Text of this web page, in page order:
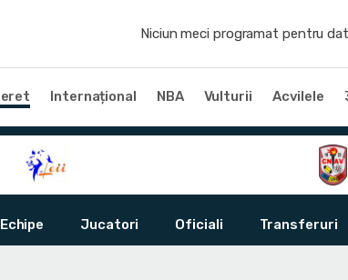
Niciun meci programat pentru
Internațional NBA Vulturii Acvilele
Echipe Jucatori Oficiali Transferuri